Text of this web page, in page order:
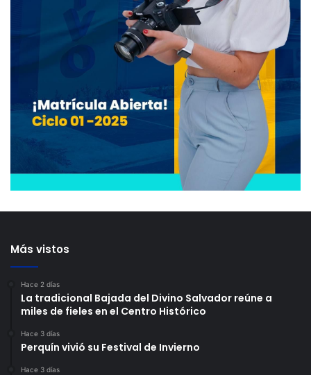
Más vistos
Hace 2 días
La tradicional Bajada del Divino Salvador reúne a
miles de fieles en el Centro Histórico
Hace 3 días
Perquín vivió su Festival de Invierno
Hace 3 días